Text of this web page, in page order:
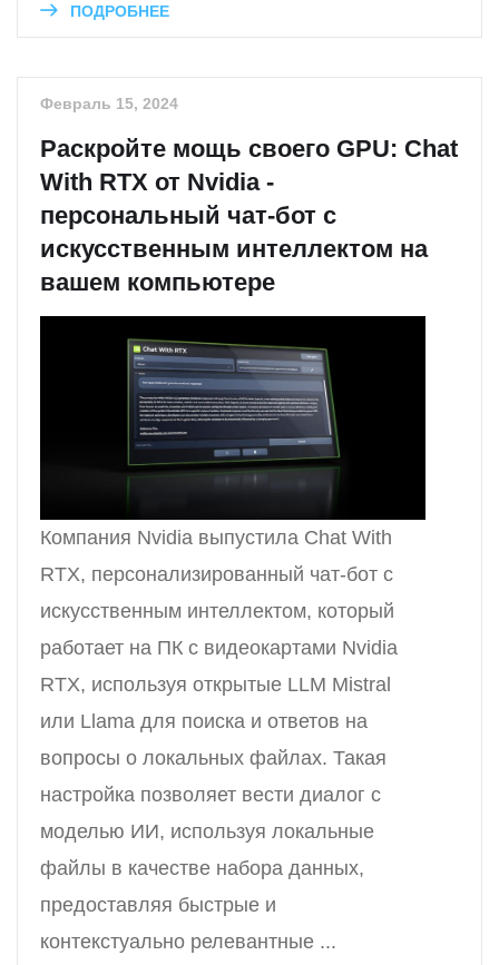
ПОДРОБНЕЕ
Февраль 15, 2024
Раскройте мощь своего GPU: Chat
With RTX от Nvidia -
персональный чат-бот с
искусственным интеллектом на
вашем компьютере
Компания Nvidia выпустила Chat With
RTX, персонализированный чат-бот с
искусственным интеллектом, который
работает на ПК с видеокартами Nvidia
RTX, используя открытые LLM Mistral
или Llama для поиска и ответов на
вопросы о локальных файлах. Такая
настройка позволяет вести диалог с
моделью ИИ, используя локальные
файлы в качестве набора данных,
предоставляя быстрые и
контекстуально релевантные ...